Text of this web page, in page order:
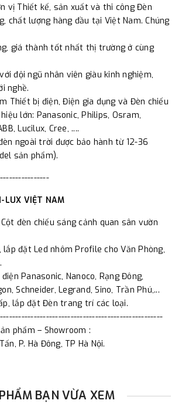
vị Thiết kế, sản xuất và thi công Đèn
chất lượng hàng đầu tại Việt Nam. Chúng
giá thành tốt nhất thị trường ở cùng
đội ngũ nhân viên giàu kinh nghiệm,
nghề.
Thiết bị điện, Điện gia dụng và Đèn chiếu
lớn: Panasonic, Philips, Osram,
Lucilux, Cree, ....
ngoài trời được bảo hành từ 12-36
sản phẩm).
LUX VIỆT NAM
đèn chiếu sáng cảnh quan sân vườn
lắp đặt Led nhôm Profile cho Văn Phòng,
Panasonic, Nanoco, Rạng Đông,
Schneider, Legrand, Sino, Trần Phú,...
lắp đặt Đèn trang trí các loại.
phẩm – Showroom :
P. Hà Đông, TP Hà Nội.
BẠN VỪA XEM